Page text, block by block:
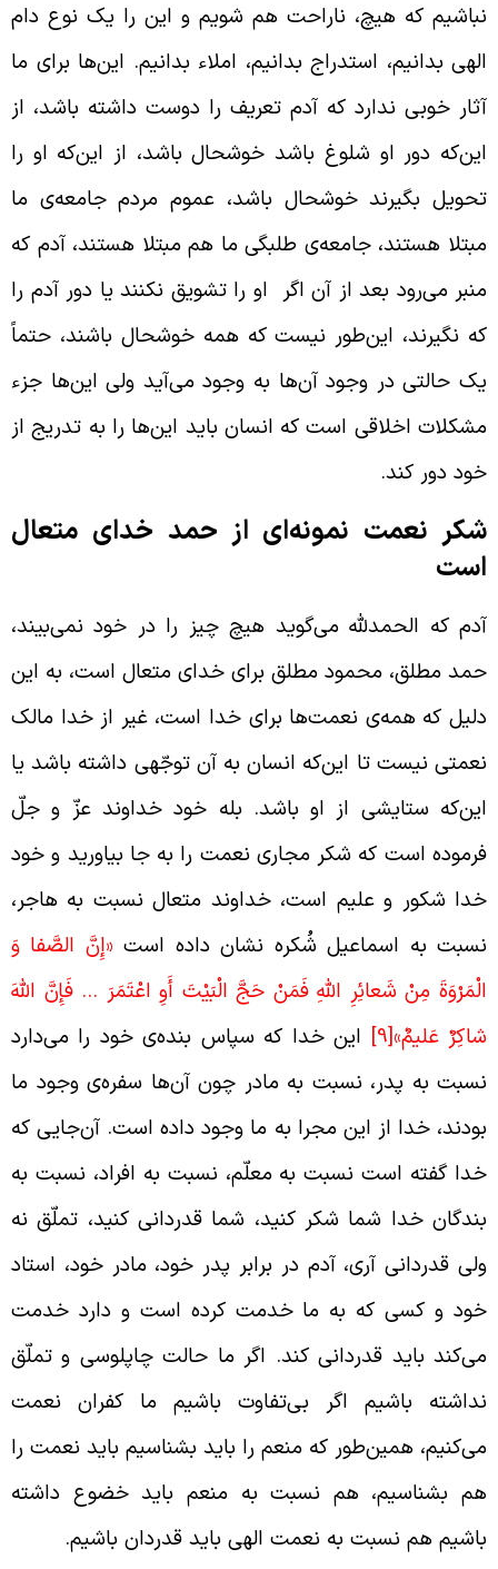
که هیچ، ناراحت هم شویم و این را یک نوع دام
بدانیم، استدراج بدانیم، املاء بدانیم. این‌ها برای ما
خوبی ندارد که آدم تعریف را دوست داشته باشد، از
دور او شلوغ باشد خوشحال باشد، از این‌که او را
بگیرند خوشحال باشد، عموم مردم جامعه‌ی ما
هستند، جامعه‌ی طلبگی ما هم مبتلا هستند، آدم که
می‌رود بعد از آن اگر او را تشویق نکنند یا دور آدم را
نگیرند، این‌طور نیست که همه خوشحال باشند، حتماً
حالتی در وجود آن‌ها به وجود می‌آید ولی این‌ها جزء
اخلاقی است که انسان باید این‌ها را به تدریج از
دور کند.
نعمت نمونه‌ای از حمد خدای متعال
که الحمدلله می‌گوید هیچ چیز را در خود نمی‌بیند،
مطلق، محمود مطلق برای خدای متعال است، به این
که همه‌ی نعمت‌ها برای خدا است، غیر از خدا مالک
نیست تا این‌که انسان به آن توجّهی داشته باشد یا
ستایشی از او باشد. بله خود خداوند عزّ و جلّ
است که شکر مجاری نعمت را به جا بیاورید و خود
شکور و علیم است، خداوند متعال نسبت به هاجر،
به اسماعیل شُکره نشان داده است«إِنَّ الصَّفا وَ
مِنْ شَعائِرِ اللَّهِ فَمَنْ حَجَّ الْبَيْتَ أَوِ اعْتَمَرَ … فَإِنَّ اللَّهَ
عَليمٌ»[9] این خدا که سپاس بنده‌ی خود را می‌دارد
به پدر، نسبت به مادر چون آن‌ها سفره‌‌ی وجود ما
خدا از این مجرا به ما وجود داده است. آن‌جایی که
گفته است نسبت به معلّم، نسبت به افراد، نسبت به
خدا شما شکر کنید، شما قدردانی کنید، تملّق نه
قدردانی آری، آدم در برابر پدر خود، مادر خود، استاد
و کسی که به ما خدمت کرده است و دارد خدمت
باید قدردانی کند. اگر ما حالت چاپلوسی و تملّق
باشیم اگر بی‌تفاوت باشیم ما کفران نعمت
همین‌طور که منعم را باید بشناسیم باید نعمت را
بشناسیم، هم نسبت به منعم باید خضوع داشته
هم نسبت به نعمت الهی باید قدردان باشیم.